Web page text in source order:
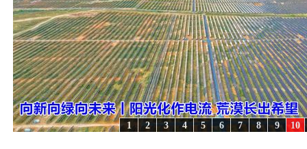
10
9
8
7
6
5
4
3
2
1